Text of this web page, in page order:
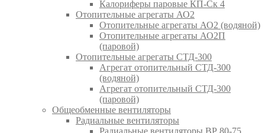
Калориферы паровые КП-Ск 4
Отопительные агрегаты АО2
Отопительные агрегаты АО2 (водяной)
Отопительные агрегаты АО2П
(паровой)
Отопительные агрегаты СТД-300
Агрегат отопительный СТД-300
(водяной)
Агрегат отопительный СТД-300
(паровой)
Общеобменные вентиляторы
Радиальные вентиляторы